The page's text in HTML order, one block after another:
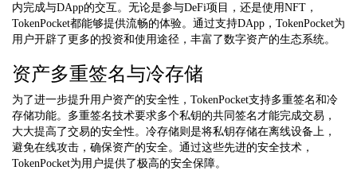
内完成与DApp的交互。无论是参与DeFi项目，还是使用NFT，
TokenPocket都能够提供流畅的体验。通过支持DApp，TokenPocket为
用户开辟了更多的投资和使用途径，丰富了数字资产的生态系统。
资产多重签名与冷存储
为了进一步提升用户资产的安全性，TokenPocket支持多重签名和冷
存储功能。多重签名技术要求多个私钥的共同签名才能完成交易，
大大提高了交易的安全性。冷存储则是将私钥存储在离线设备上，
避免在线攻击，确保资产的安全。通过这些先进的安全技术，
TokenPocket为用户提供了极高的安全保障。